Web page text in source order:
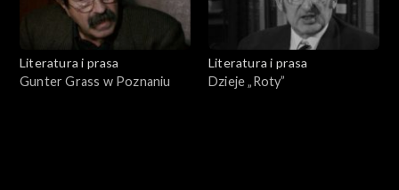
Literatura i prasa
Gunter Grass w Poznaniu
Literatura i prasa
Dzieje „Roty”